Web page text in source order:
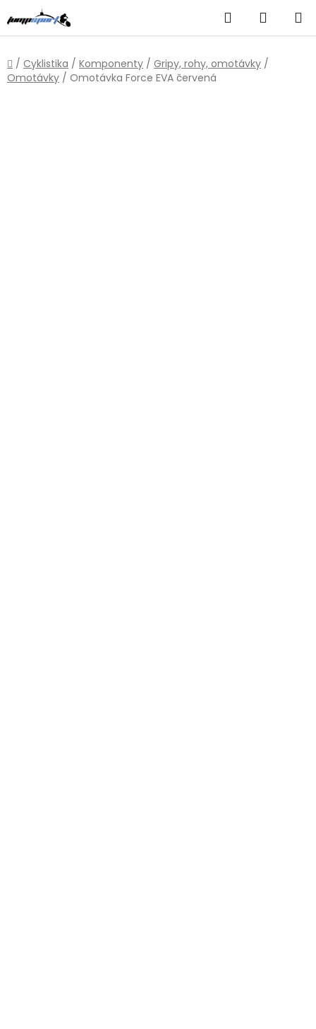
na
obsah
Hledat
KOŠÍK
Domů
/ Cyklistika / Komponenty / Gripy, rohy, omotávky /
Omotávky / Omotávka Force EVA červená